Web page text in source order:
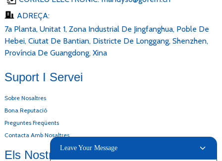
ADREÇA:
7a Planta, Unitat 1, Zona Industrial De Jingfanghua, Poble De
Hebei, Ciutat De Bantian, Districte De Longgang, Shenzhen,
Província De Guangdong, Xina
Suport I Servei
Sobre Nosaltres
Bona Reputació
Preguntes Freqüents
Contacta Amb Nosaltres
Els Nostres Productes
Leave Your Message